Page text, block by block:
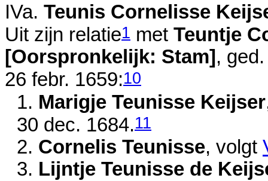
IVa. Teunis Cornelisse
Uit zijn relatie1 met Teuntje
[Oorspronkelijk: Stam] ,
26 febr. 1659:10
1. Marigje Teunisse Keijser
30 dec. 1684.11
2. Cornelis Teunisse, volgt
3. Lijntje Teunisse de